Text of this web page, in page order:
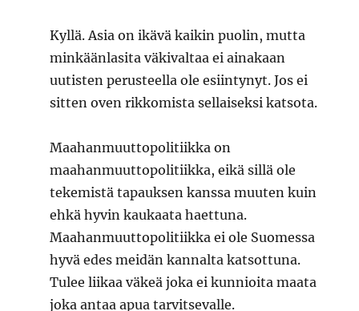
Kyllä. Asia on ikävä kaikin puolin, mutta
minkäänlasita väkivaltaa ei ainakaan
uutisten perusteella ole esiintynyt. Jos ei
sitten oven rikkomista sellaiseksi katsota.
Maahanmuuttopolitiikka on
maahanmuuttopolitiikka, eikä sillä ole
tekemistä tapauksen kanssa muuten kuin
ehkä hyvin kaukaata haettuna.
Maahanmuuttopolitiikka ei ole Suomessa
hyvä edes meidän kannalta katsottuna.
Tulee liikaa väkeä joka ei kunnioita maata
joka antaa apua tarvitsevalle.